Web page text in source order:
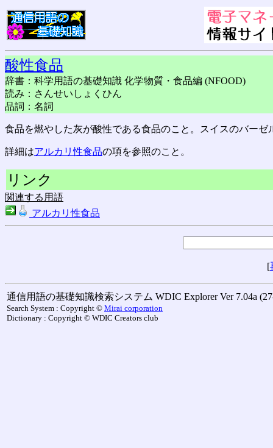
酸性食品
辞書：科学用語の基礎知識 化学物質・食品編 (NFOOD)
読み：さんせいしょくひん
品詞：名詞
食品を燃やした灰が酸性である食品のこと。スイスのバー
詳細はアルカリ性食品の項を参照のこと。
リンク
関連する用語
アルカリ性食品
[
通信用語の基礎知識検索システム WDIC Explorer Ver 7.04a
Search System : Copyright © Mirai corporation
Dictionary : Copyright © WDIC Creators club